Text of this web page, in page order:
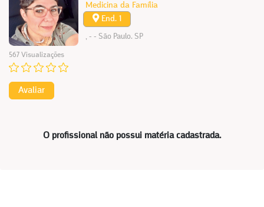
567 Visualizações
Avaliar
Medicina da Família
End. 1
, - - São Paulo. SP
O profissional não possui matéria cadastrada.